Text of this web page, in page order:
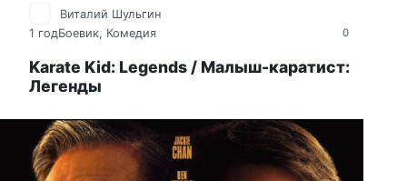
0
Виталий Шульгин
1 годБоевик, Комедия
Karate Kid: Legends / Малыш-каратист:
Легенды